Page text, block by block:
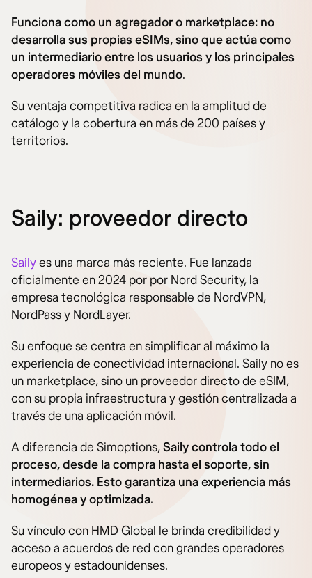
Funciona como un agregador o marketplace: no
desarrolla sus propias eSIMs, sino que actúa como
un intermediario entre los usuarios y los principales
operadores móviles del mundo.
Su ventaja competitiva radica en la amplitud de
catálogo y la cobertura en más de 200 países y
territorios.
Saily: proveedor directo
Sailyes una marca más reciente. Fue lanzada
oficialmente en 2024 por por Nord Security, la
empresa tecnológica responsable de NordVPN,
NordPass y NordLayer.
Su enfoque se centra en simplificar al máximo la
experiencia de conectividad internacional. Saily no es
un marketplace, sino un proveedor directo de eSIM,
con su propia infraestructura y gestión centralizada a
través de una aplicación móvil.
A diferencia de Simoptions,Saily controla todo el
proceso, desde la compra hasta el soporte, sin
intermediarios. Esto garantiza una experiencia más
homogénea y optimizada.
Su vínculo con HMD Global le brinda credibilidad y
acceso a acuerdos de red con grandes operadores
europeos y estadounidenses.